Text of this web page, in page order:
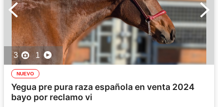
3 1
NUEVO
Yegua pre pura raza española en venta 2024
bayo por reclamo vi